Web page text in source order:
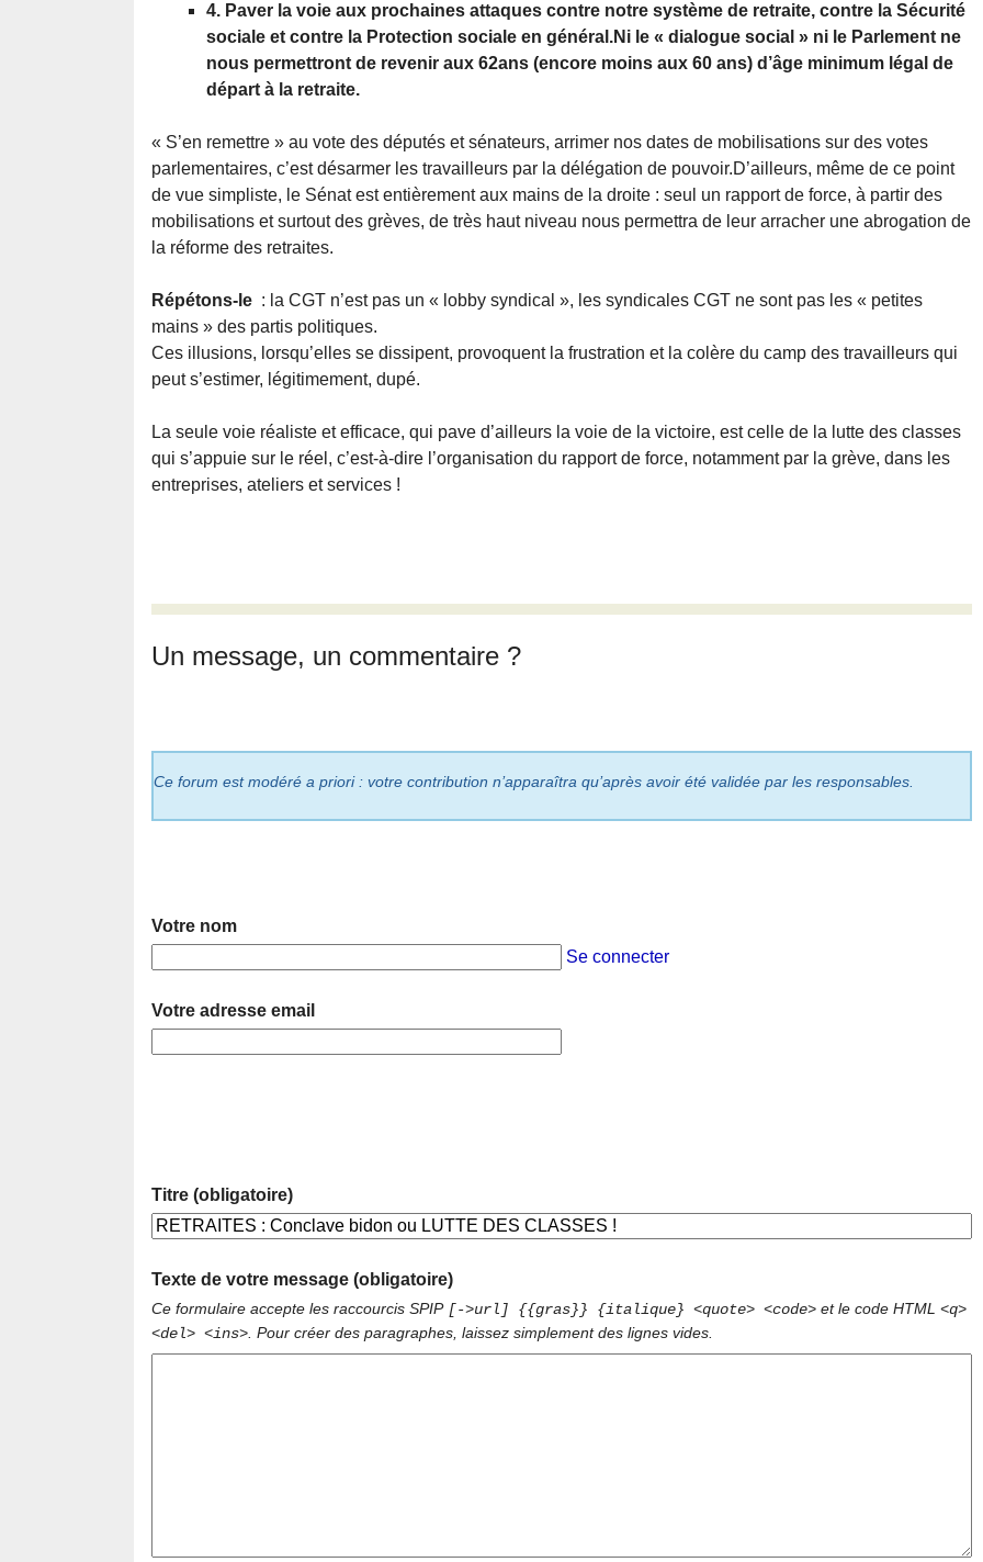
4. Paver la voie aux prochaines attaques contre notre système de retraite, contre la Sécurité
sociale et contre la Protection sociale en général.Ni le « dialogue social » ni le Parlement ne
nous permettront de revenir aux 62ans (encore moins aux 60 ans) d’âge minimum légal de
départ à la retraite.
« S’en remettre » au vote des députés et sénateurs, arrimer nos dates de mobilisations sur des votes
parlementaires, c’est désarmer les travailleurs par la délégation de pouvoir.D’ailleurs, même de ce point
de vue simpliste, le Sénat est entièrement aux mains de la droite : seul un rapport de force, à partir des
mobilisations et surtout des grèves, de très haut niveau nous permettra de leur arracher une abrogation de
la réforme des retraites.
Répétons-le : la CGT n’est pas un « lobby syndical », les syndicales CGT ne sont pas les « petites
mains » des partis politiques.
Ces illusions, lorsqu’elles se dissipent, provoquent la frustration et la colère du camp des travailleurs qui
peut s’estimer, légitimement, dupé.
La seule voie réaliste et efficace, qui pave d’ailleurs la voie de la victoire, est celle de la lutte des classes
qui s’appuie sur le réel, c’est-à-dire l’organisation du rapport de force, notamment par la grève, dans les
entreprises, ateliers et services !
Un message, un commentaire ?
Ce forum est modéré a priori : votre contribution n’apparaîtra qu’après avoir été validée par les responsables.
Votre nom
Se connecter
Votre adresse email
Titre (obligatoire)
Texte de votre message (obligatoire)
Ce formulaire accepte les raccourcis SPIP [->url] {{gras}} {italique} <quote> <code> et le code HTML <q>
<del> <ins> . Pour créer des paragraphes, laissez simplement des lignes vides.